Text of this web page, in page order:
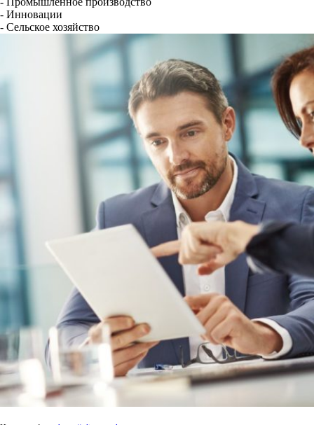
- Инновации
- Сельское хозяйство